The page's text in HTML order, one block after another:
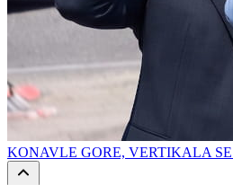
KONAVLE GORE, VERTIKALA SE